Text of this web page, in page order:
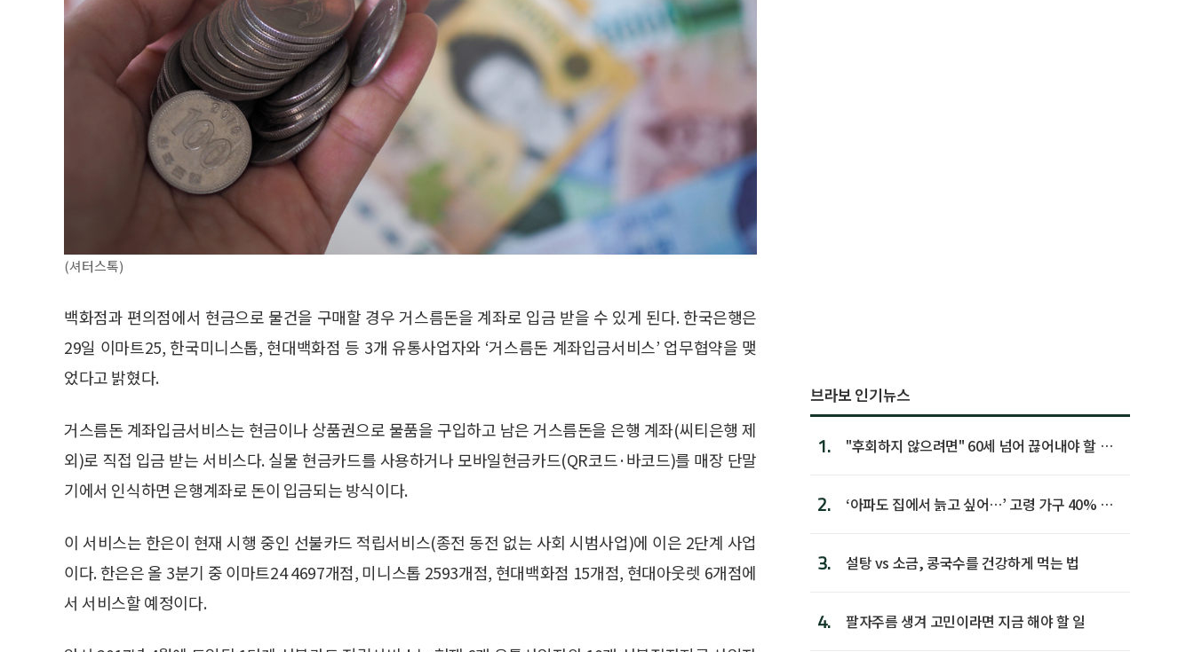
(셔터스톡)
백화점과 편의점에서 현금으로 물건을 구매할 경우 거스름돈을 계좌로 입금 받을 수 있게 된다. 한국은행은
29일 이마트25, 한국미니스톱, 현대백화점 등 3개 유통사업자와 ‘거스름돈 계좌입금서비스’ 업무협약을 맺
었다고 밝혔다.
거스름돈 계좌입금서비스는 현금이나 상품권으로 물품을 구입하고 남은 거스름돈을 은행 계좌(씨티은행 제
외)로 직접 입금 받는 서비스다. 실물 현금카드를 사용하거나 모바일현금카드(QR코드·바코드)를 매장 단말
기에서 인식하면 은행계좌로 돈이 입금되는 방식이다.
이 서비스는 한은이 현재 시행 중인 선불카드 적립서비스(종전 동전 없는 사회 시범사업)에 이은 2단계 사업
이다. 한은은 올 3분기 중 이마트24 4697개점, 미니스톱 2593개점, 현대백화점 15개점, 현대아웃렛 6개점에
서 서비스할 예정이다.
브라보 인기뉴스
1.
"후회하지 않으려면" 60세 넘어 끊어내야 할 사
2.
‘아파도 집에서 늙고 싶어…’ 고령 가구 40% 노
3. 설탕 vs 소금, 콩국수를 건강하게 먹는 법
4. 팔자주름 생겨 고민이라면 지금 해야 할 일